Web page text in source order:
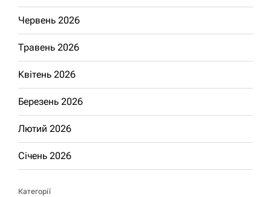
Червень 2026
Травень 2026
Квітень 2026
Березень 2026
Лютий 2026
Січень 2026
Категорії